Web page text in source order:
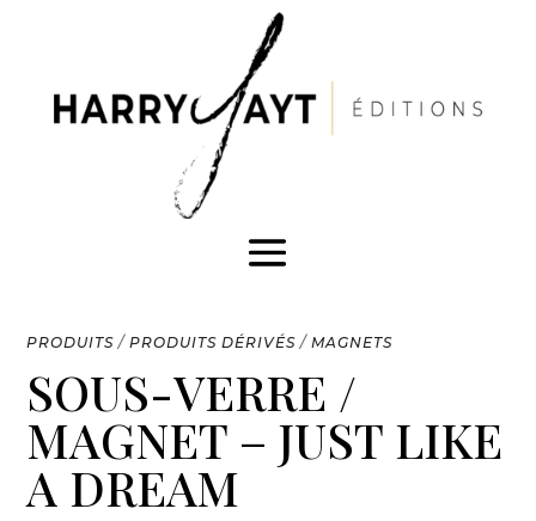
PRODUITS /PRODUITS DÉRIVÉS /MAGNETS
SOUS-VERRE /
MAGNET – JUST LIKE
A DREAM